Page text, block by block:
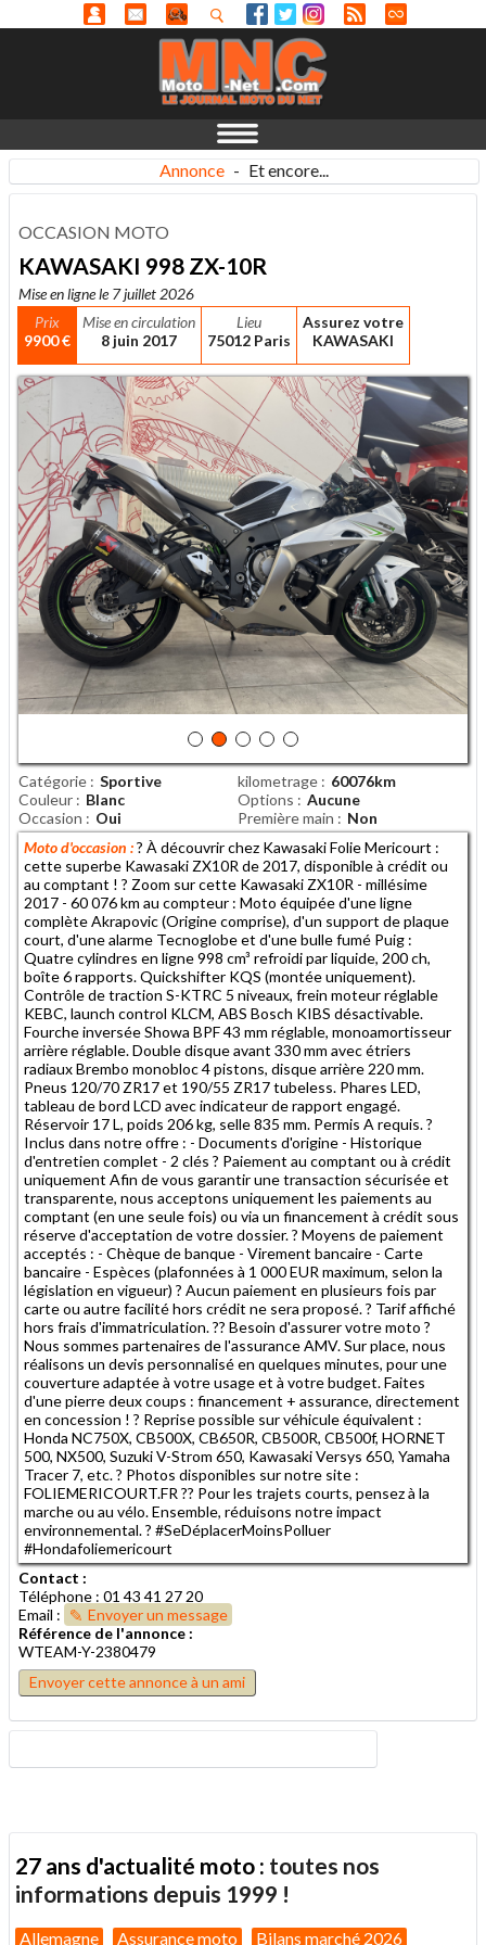
Annonce - Et encore...
OCCASION MOTO
KAWASAKI 998 ZX-10R
Mise en ligne le 7 juillet 2026
Prix
9900 €
Mise en circulation
8 juin 2017
Lieu
75012 Paris
Assurez votre
KAWASAKI
Catégorie Sportive kilometrage
60076km
Couleur
Blanc Options
Aucune
Occasion
Oui Première main
Non
Moto d'occasion :? À découvrir chez Kawasaki Folie Mericourt :
cette superbe Kawasaki ZX10R de 2017, disponible à crédit ou
au comptant ! ? Zoom sur cette Kawasaki ZX10R - millésime
2017 - 60 076 km au compteur : Moto équipée d'une ligne
complète Akrapovic (Origine comprise), d'un support de plaque
court, d'une alarme Tecnoglobe et d'une bulle fumé Puig :
Quatre cylindres en ligne 998 cm³ refroidi par liquide, 200 ch,
boîte 6 rapports. Quickshifter KQS (montée uniquement).
Contrôle de traction S-KTRC 5 niveaux, frein moteur réglable
KEBC, launch control KLCM, ABS Bosch KIBS désactivable.
Fourche inversée Showa BPF 43 mm réglable, monoamortisseur
arrière réglable. Double disque avant 330 mm avec étriers
radiaux Brembo monobloc 4 pistons, disque arrière 220 mm.
Pneus 120/70 ZR17 et 190/55 ZR17 tubeless. Phares LED,
tableau de bord LCD avec indicateur de rapport engagé.
Réservoir 17 L, poids 206 kg, selle 835 mm. Permis A requis. ?
Inclus dans notre offre : - Documents d'origine - Historique
d'entretien complet - 2 clés ? Paiement au comptant ou à crédit
uniquement Afin de vous garantir une transaction sécurisée et
transparente, nous acceptons uniquement les paiements au
comptant (en une seule fois) ou via un financement à crédit sous
réserve d'acceptation de votre dossier. ? Moyens de paiement
acceptés : - Chèque de banque - Virement bancaire - Carte
bancaire - Espèces (plafonnées à 1 000 EUR maximum, selon la
législation en vigueur) ? Aucun paiement en plusieurs fois par
carte ou autre facilité hors crédit ne sera proposé. ? Tarif affiché
hors frais d'immatriculation. ?? Besoin d'assurer votre moto ?
Nous sommes partenaires de l'assurance AMV. Sur place, nous
réalisons un devis personnalisé en quelques minutes, pour une
couverture adaptée à votre usage et à votre budget. Faites
d'une pierre deux coups : financement + assurance, directement
en concession ! ? Reprise possible sur véhicule équivalent :
Honda NC750X, CB500X, CB650R, CB500R, CB500f, HORNET
500, NX500, Suzuki V-Strom 650, Kawasaki Versys 650, Yamaha
Tracer 7, etc. ? Photos disponibles sur notre site :
FOLIEMERICOURT.FR ?? Pour les trajets courts, pensez à la
marche ou au vélo. Ensemble, réduisons notre impact
environnemental. ? #SeDéplacerMoinsPolluer
#Hondafoliemericourt
Contact :
Téléphone : 01 43 41 27 20
Email :
Envoyer un message
Référence de l'annonce :
WTEAM-Y-2380479
Envoyer cette annonce à un ami
27 ans d'actualité moto : toutes nos
informations depuis 1999 !
Allemagne Assurance moto Bilans marché 2026